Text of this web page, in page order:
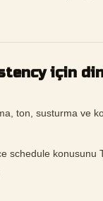
için
ton, susturma ve
schedule